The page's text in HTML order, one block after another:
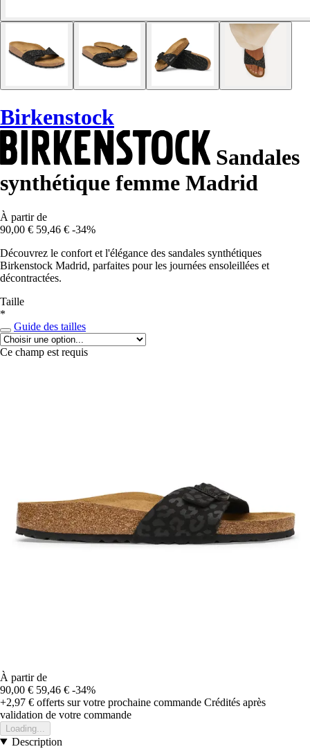
Birkenstock
Sandales
synthétique femme Madrid
À partir de
90,00 € 59,46 € -34%
Découvrez le confort et l'élégance des sandales synthétiques
Birkenstock Madrid, parfaites pour les journées ensoleillées et
décontractées.
Taille
*
Guide des tailles
Ce champ est requis
À partir de
90,00 € 59,46 € -34%
+2,97 € offerts sur votre prochaine commande Crédités après
validation de votre commande
Loading...
Description